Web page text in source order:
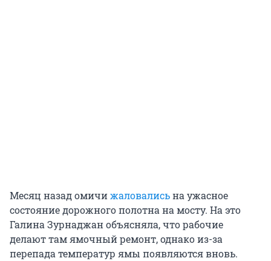
Месяц назад омичижаловалисьна ужасное
состояние дорожного полотна на мосту. На это
Галина Зурнаджан объясняла, что рабочие
делают там ямочный ремонт, однако из-за
перепада температур ямы появляются вновь.